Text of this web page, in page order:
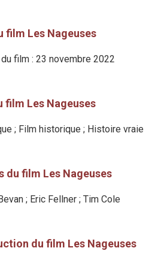
film Les Nageuses
film : 23 novembre 2022
film Les Nageuses
; Film historique ; Histoire vraie
du film Les Nageuses
; Eric Fellner ; Tim Cole
du film Les Nageuses